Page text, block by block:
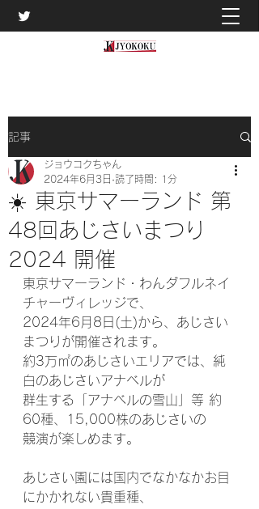
記事
☀️ 東京サマーランド 第
48回あじさいまつり
2024 開催
ジョウコクちゃん
2024年6月3日 読了時間: 1分
東京サマーランド・わんダフルネイ
チャーヴィレッジで、
2024年6月8日(土)から、あじさい
まつりが開催されます。
約3万㎡のあじさいエリアでは、純
白のあじさいアナベルが
群生する「アナベルの雪山」等 約
60種、15,000株のあじさいの
競演が楽しめます。
あじさい園には国内でなかなかお目
にかかれない貴重種、